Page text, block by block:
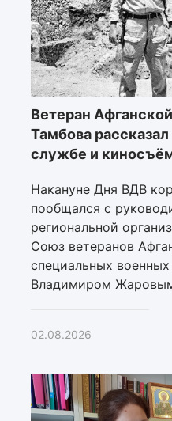
Ветеран
Тамбова
службе и
Накануне Дня ВДВ
пообщался с
региональной
Союз ветеранов
специальных
Владимиром
02.08.2026